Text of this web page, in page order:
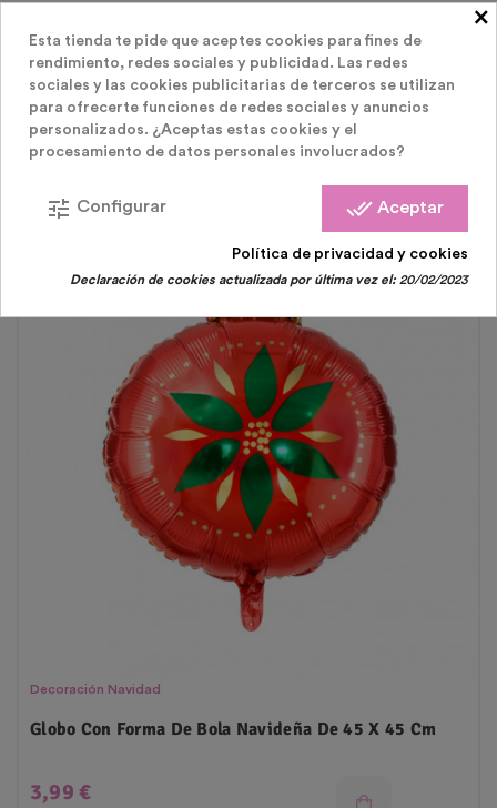
LOS CLIENTES QUE COMPRARON ESTE
PRODUCTO TAMBIÉN HAN COMPRADO:
Decoración Navidad
Globo Con Forma De Bola Navideña De 45 X 45 Cm
Precio
3,99 €
×
Esta tienda te pide que aceptes cookies para fines de
rendimiento, redes sociales y publicidad. Las redes
sociales y las cookies publicitarias de terceros se utilizan
para ofrecerte funciones de redes sociales y anuncios
personalizados. ¿Aceptas estas cookies y el
procesamiento de datos personales involucrados?
done_all Aceptar
tune Configurar
Política de privacidad y cookies
Declaración de cookies actualizada por última vez el:20/02/2023